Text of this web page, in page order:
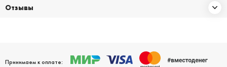
Отзывы
Принимаем к оплате: